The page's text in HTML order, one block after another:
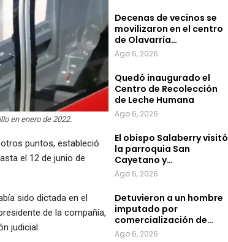
en enero de 2022.
puntos, estableció
el 12 de junio de
sido dictada en el
de la compañía,
judicial.
Decenas de vecinos se
movilizaron en el centro
de Olavarría…
Ago 6, 2026
Quedó inaugurado el
Centro de Recolección
de Leche Humana
Ago 6, 2026
El obispo Salaberry visitó
la parroquia San
Cayetano y…
Ago 6, 2026
Detuvieron a un hombre
imputado por
comercialización de…
Ago 6, 2026